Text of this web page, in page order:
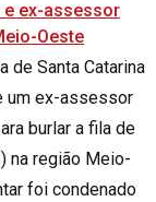
de Santa Catarina
um ex-assessor
burlar a fila de
na região Meio-
foi condenado